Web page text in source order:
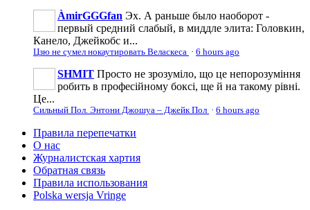
ÀmirGGGfan Эх. А раньше было наоборот -
первый средний слабый, в миддле элита: Головкин,
Канело, Джейкобс и...
Цзю не сумел нокаутировать Веласкеса · 6 hours ago
SHMIT Просто не зрозуміло, що це непорозуміння
робить в професійному боксі, ще й на такому рівні.
Це...
Сильный Пол. Энтони Джошуа – Джейк Пол · 6 hours ago
Правила перепечатки
О нас
Журналистская хартия
Обратная связь
Правила использования
Polska wersja Vringe